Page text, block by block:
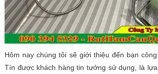
Hôm nay chúng tôi sẽ giới thiệu đến bạn
Tín được khách hàng tin tưởng sử dụng, là